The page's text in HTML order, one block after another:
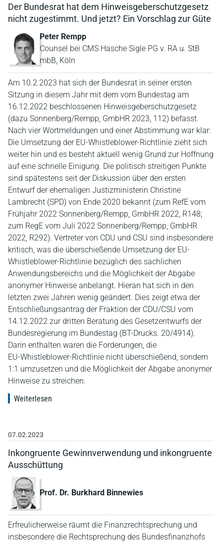
Der Bundesrat hat dem Hinweisgeberschutzgesetz
nicht zugestimmt. Und jetzt? Ein Vorschlag zur Güte
Peter Rempp
Counsel bei CMS Hasche Sigle PG v. RA u. StB
mbB, Köln
Am 10.2.2023 hat sich der Bundesrat in seiner ersten
Sitzung in diesem Jahr mit dem vom Bundestag am
16.12.2022 beschlossenen Hinweisgeberschutzgesetz
(dazu Sonnenberg/Rempp, GmbHR 2023, 112) befasst.
Nach vier Wortmeldungen und einer Abstimmung war klar:
Die Umsetzung der EU-Whistleblower-Richtlinie zieht sich
weiter hin und es besteht aktuell wenig Grund zur Hoffnung
auf eine schnelle Einigung. Die politisch streitigen Punkte
sind spätestens seit der Diskussion über den ersten
Entwurf der ehemaligen Justizministerin Christine
Lambrecht (SPD) von Ende 2020 bekannt (zum RefE vom
Frühjahr 2022 Sonnenberg/Rempp, GmbHR 2022, R148;
zum RegE vom Juli 2022 Sonnenberg/Rempp, GmbHR
2022, R292). Vertreter von CDU und CSU sind insbesondere
kritisch, was die überschießende Umsetzung der EU-
Whistleblower-Richtlinie bezüglich des sachlichen
Anwendungsbereichs und die Möglichkeit der Abgabe
anonymer Hinweise anbelangt. Hieran hat sich in den
letzten zwei Jahren wenig geändert. Dies zeigt etwa der
Entschließungsantrag der Fraktion der CDU/CSU vom
14.12.2022 zur dritten Beratung des Gesetzentwurfs der
Bundesregierung im Bundestag (BT-Drucks. 20/4914).
Darin enthalten waren die Forderungen, die
EU‑Whistleblower-Richtlinie nicht überschießend, sondern
1:1 umzusetzen und die Möglichkeit der Abgabe anonymer
Hinweise zu streichen.
Weiterlesen
07.02.2023
Inkongruente Gewinnverwendung und inkongruente
Ausschüttung
Prof. Dr. Burkhard Binnewies
Erfreulicherweise räumt die Finanzrechtsprechung und
insbesondere die Rechtsprechung des Bundesfinanzhofs